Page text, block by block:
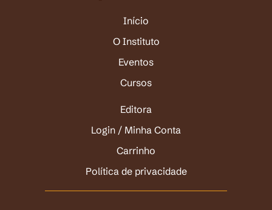
Início
O Instituto
Eventos
Cursos
Editora
Login / Minha Conta
Carrinho
Política de privacidade